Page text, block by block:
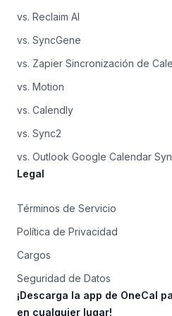
vs. Reclaim AI
vs. SyncGene
vs. Zapier Sincronización de
vs. Motion
vs. Calendly
vs. Sync2
vs. Outlook Google Calendar
Legal
Términos de Servicio
Política de Privacidad
Cargos
Seguridad de Datos
¡Descarga la app de OneCal
en cualquier lugar!